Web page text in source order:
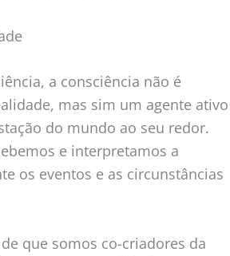
a consciência não é
mas sim um agente ativo
do mundo ao seu redor.
e interpretamos a
os eventos e as circunstâncias
que somos co-criadores da